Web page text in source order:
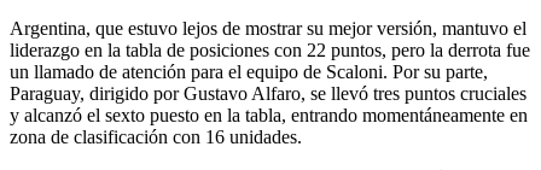
Argentina, que estuvo lejos de mostrar su mejor versión, mantuvo el
liderazgo en la tabla de posiciones con 22 puntos, pero la derrota fue
un llamado de atención para el equipo de Scaloni. Por su parte,
Paraguay, dirigido por Gustavo Alfaro, se llevó tres puntos cruciales
y alcanzó el sexto puesto en la tabla, entrando momentáneamente en
zona de clasificación con 16 unidades.